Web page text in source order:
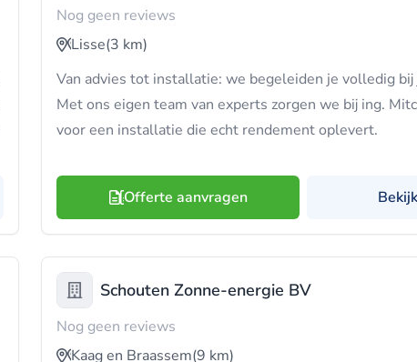
Nog geen reviews
Lisse(3 km)
Van advies tot installatie: we begeleiden je volledig bij
Met ons eigen team van experts zorgen we bij ing.
voor een installatie die echt rendement oplevert.
Offerte aanvragen
Schouten Zonne-energie BV
Nog geen reviews
Kaag en Braassem(9 km)